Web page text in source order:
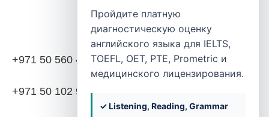
Пройдите платную
диагностическую оценку
английского языка для IELTS,
TOEFL, OET, PTE, Prometric и
медицинского лицензирования.
✓ Listening, Reading, Grammar
Контакты
+971 50 560 4203
+971 50 102 9382